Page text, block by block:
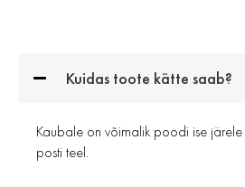
Kuidas toote kätte saab?
Kaubale on võimalik poodi ise
posti teel.